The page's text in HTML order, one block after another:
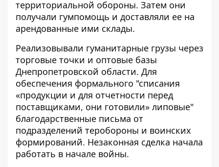
территориальной обороны. Затем они
получали гумпомощь и доставляли ее на
арендованные ими склады.
Реализовывали гуманитарные грузы через
торговые точки и оптовые базы
Днепропетровской области. Для
обеспечения формального "списания
«продукции и для отчетности перед
поставщиками, они готовили» липовые"
благодарственные письма от
подразделений теробороны и воинских
формирований. Незаконная сделка начала
работать в начале войны.